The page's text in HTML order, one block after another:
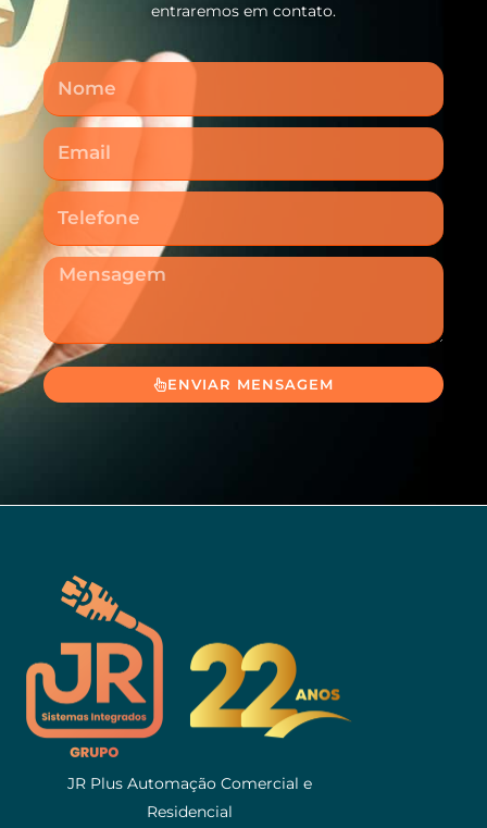
entraremos em contato.
Nome
Email
Telefone
Mensagem
ENVIAR MENSAGEM
JR Plus Automação Comercial e
Residencial